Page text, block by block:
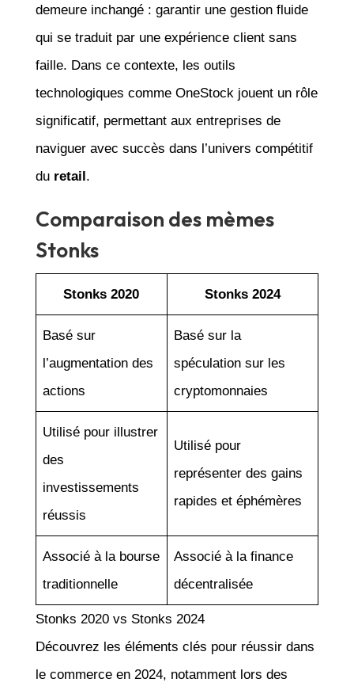
demeure inchangé : garantir une gestion fluide
qui se traduit par une expérience client sans
faille. Dans ce contexte, les outils
technologiques comme OneStock jouent un rôle
significatif, permettant aux entreprises de
naviguer avec succès dans l’univers compétitif
du retail.
Comparaison des mèmes
Stonks
Stonks 2020 Stonks 2024
Basé sur
l’augmentation des
actions
Basé sur la
spéculation sur les
cryptomonnaies
Utilisé pour illustrer
des
investissements
réussis
Utilisé pour
représenter des gains
rapides et éphémères
Associé à la bourse
traditionnelle
Associé à la finance
décentralisée
Stonks 2020 vs Stonks 2024
Découvrez les éléments clés pour réussir dans
le commerce en 2024, notamment lors des